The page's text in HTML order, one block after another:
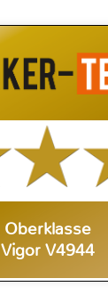
Oberklasse
Vigor V4944